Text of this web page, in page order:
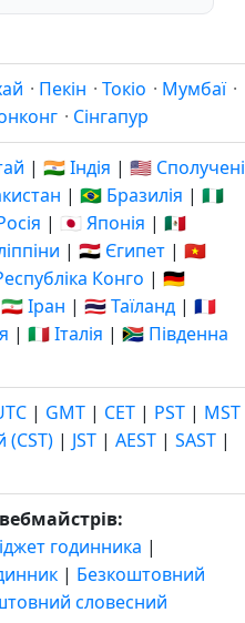
· Пекін · Токіо · Мумбаї ·
· Сінгапур
| 🇮🇳 Індія | 🇺🇸 Сполучені
| 🇧🇷 Бразилія | 🇳🇬
| 🇯🇵 Японія | 🇲🇽
| 🇪🇬 Єгипет | 🇻🇳
Конго | 🇩🇪
🇮🇷 Іран | 🇹🇭 Таїланд | 🇫🇷
| 🇮🇹 Італія | 🇿🇦 Південна
| GMT | CET | PST | MST
(CST) | JST | AEST | SAST |
годинника |
| Безкоштовний
словесний